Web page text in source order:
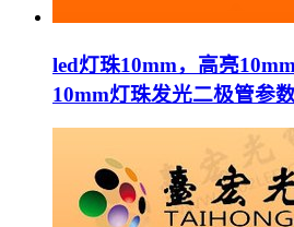
led灯珠10mm，高亮
10mm灯珠发光二极管参